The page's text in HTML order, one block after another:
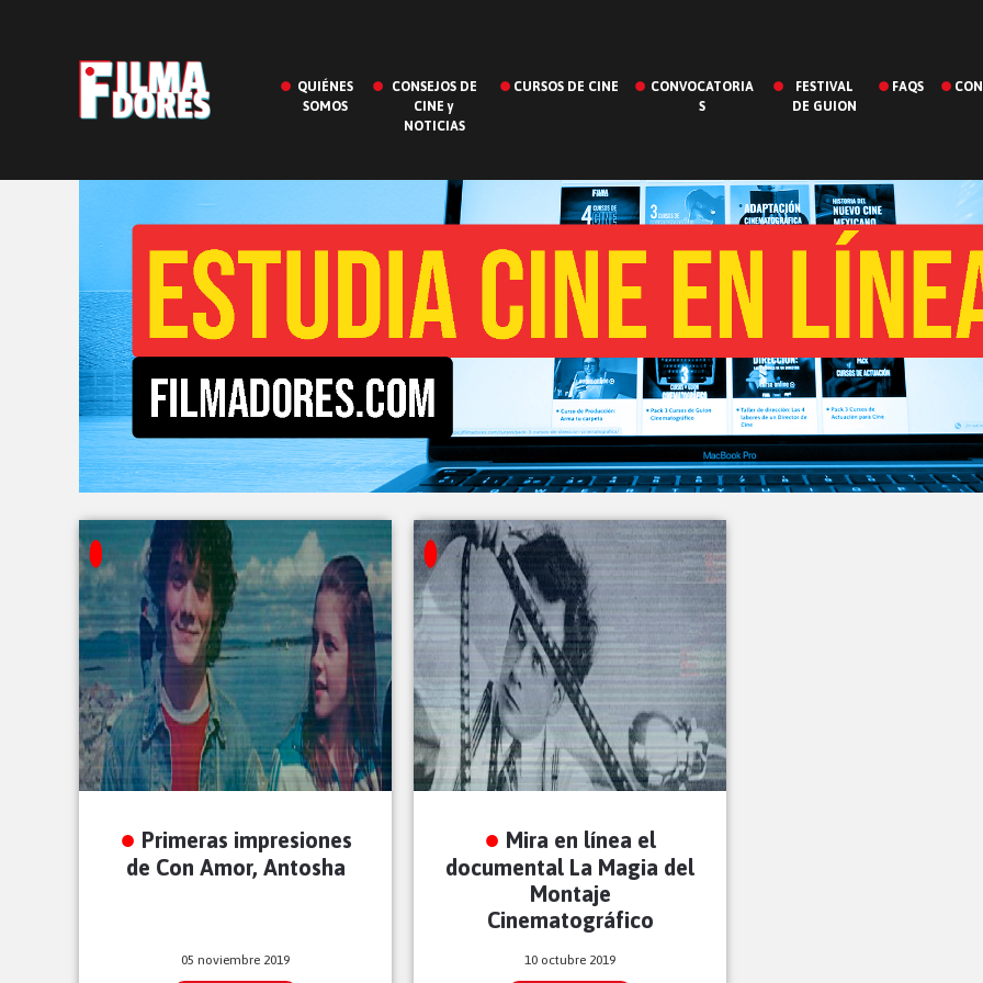
QUIÉNES
SOMOS
CONSEJOS DE
CINE y
NOTICIAS
CURSOS DE CINE
CONVOCATORIA
S
FESTIVAL
DE GUION
FAQS
Primeras impresiones
de Con Amor, Antosha
05 noviembre 2019
Mira en línea el
documental La Magia del
Montaje
Cinematográfico
10 octubre 2019